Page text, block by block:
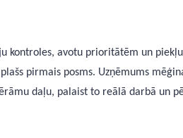
kontroles, avotu prioritātēm un
pirmais posms. Uzņēmums
daļu, palaist to reālā darbā un